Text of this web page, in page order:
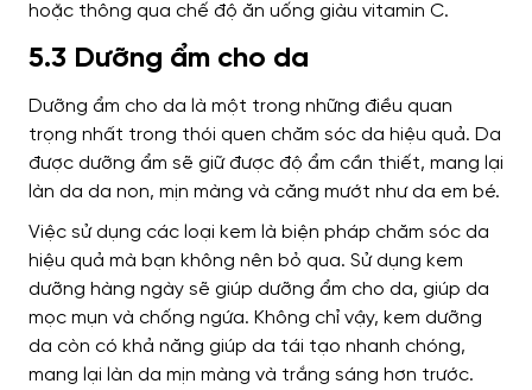
hoặc thông qua chế độ ăn uống giàu vitamin C.
5.3 Dưỡng ẩm cho da
Dưỡng ẩm cho da là một trong những điều quan
trọng nhất trong thói quen chăm sóc da hiệu quả. Da
được dưỡng ẩm sẽ giữ được độ ẩm cần thiết, mang lại
làn da da non, mịn màng và căng mướt như da em bé.
Việc sử dụng các loại kem là biện pháp chăm sóc da
hiệu quả mà bạn không nên bỏ qua. Sử dụng kem
dưỡng hàng ngày sẽ giúp dưỡng ẩm cho da, giúp da
mọc mụn và chống ngứa. Không chỉ vậy, kem dưỡng
da còn có khả năng giúp da tái tạo nhanh chóng,
mang lại làn da mịn màng và trắng sáng hơn trước.